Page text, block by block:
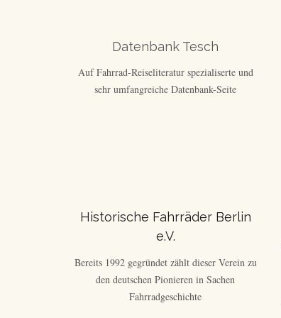
Datenbank Tesch
Auf Fahrrad-Reiseliteratur spezialiserte und
sehr umfangreiche Datenbank-Seite
Historische Fahrräder Berlin
e.V.
Bereits 1992 gegründet zählt dieser Verein zu
den deutschen Pionieren in Sachen
Fahrradgeschichte